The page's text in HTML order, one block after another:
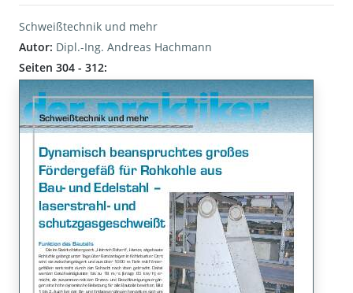
Schweißtechnik und mehr
Autor: Dipl.-Ing. Andreas Hachmann
Seiten 304 - 312: